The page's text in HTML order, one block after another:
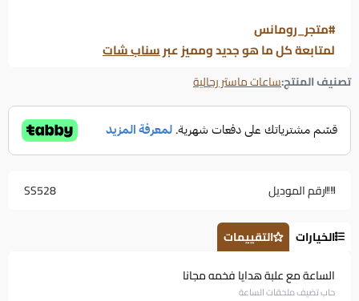
#متجر_رومانس
لمتابعة كل ما هو جديد ومميز عبرسناب شات
تصنيف المنتج:ساعات ماستر رجالية
رقم الموديل SS528
الخيارات
التقييمات
الساعة مع علبة هدايا فخمه مجانا
حاب تضيف ملحقات الساعة